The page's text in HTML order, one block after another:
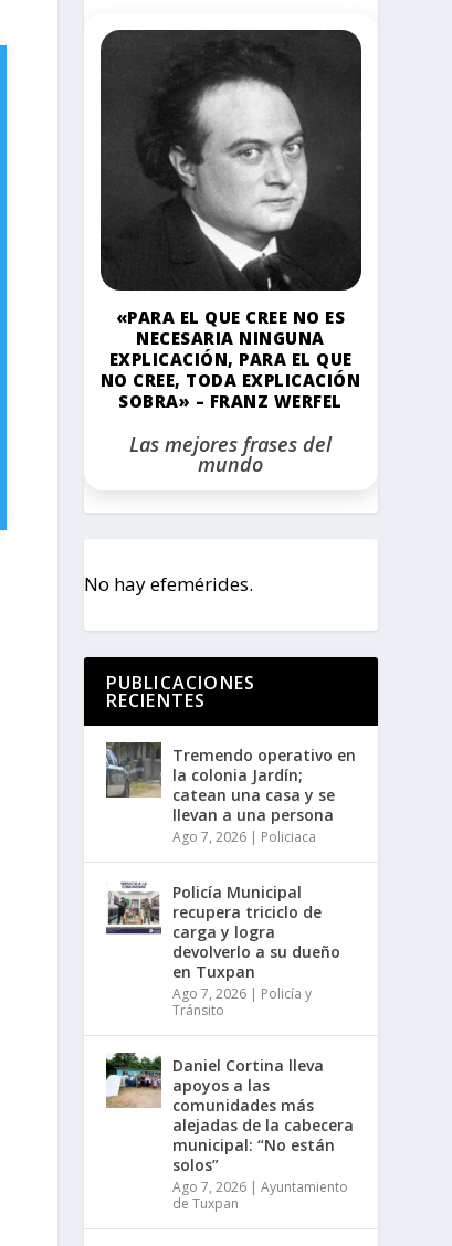
«PARA EL QUE CREE NO ES
NECESARIA NINGUNA
EXPLICACIÓN, PARA EL QUE
NO CREE, TODA EXPLICACIÓN
SOBRA» – FRANZ WERFEL
Las mejores frases del
mundo
No hay efemérides.
PUBLICACIONES
RECIENTES
Tremendo operativo en
la colonia Jardín;
catean una casa y se
llevan a una persona
Ago 7, 2026| Policiaca
Policía Municipal
recupera triciclo de
carga y logra
devolverlo a su dueño
en Tuxpan
Ago 7, 2026| Policía y
Tránsito
Daniel Cortina lleva
apoyos a las
comunidades más
alejadas de la cabecera
municipal: “No están
solos”
Ago 7, 2026| Ayuntamiento
de Tuxpan